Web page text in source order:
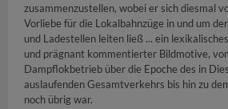
zusammenzustellen, wobei er sich diesmal
Vorliebe für die Lokalbahnzüge in und um
und Ladestellen leiten ließ ... ein
und prägnant kommentierter Bildmotive,
Dampflokbetrieb über die Epoche des in
auslaufenden Gesamtverkehrs bis hin zu
noch übrig war.